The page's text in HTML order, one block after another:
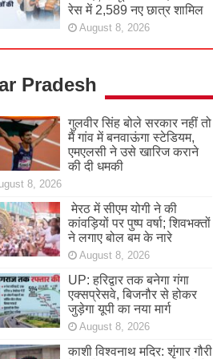
रेस में 2,589 नए छात्र शामिल
August 8, 2026
Pradesh
गुलवीर सिंह बोले सरकार नहीं तो
मैं गांव में बनवाऊंगा स्टेडियम,
एमएलसी ने उसे खारिज कराने
की दी धमकी
8, 2026
मेरठ में सीएम योगी ने की
कांवड़ियों पर पुष्प वर्षा; शिवभक्तों
ने लगाए बोल बम के नारे
August 8, 2026
UP: हरिद्वार तक बनेगा गंगा
एक्सप्रेसवे, बिजनौर से होकर
जुड़ेगा यूपी का नया मार्ग
August 8, 2026
काशी विश्वनाथ मदिर: शृंगार गौरी